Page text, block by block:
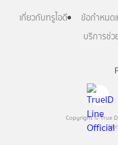
Copyright © True
All
เกี่ยวกับทรูไอดี ข้อกำหนดแ
บริการช่ว